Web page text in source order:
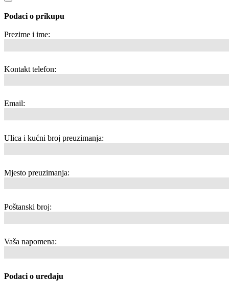
Podaci o prikupu
Prezime i ime:
Kontakt telefon:
Email:
Ulica i kućni broj preuzimanja:
Mjesto preuzimanja:
Poštanski broj:
Vaša napomena:
Podaci o uređaju